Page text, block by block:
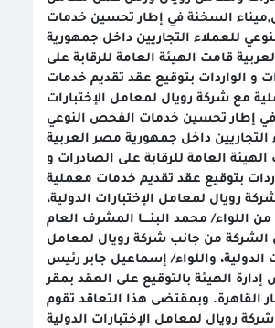
السخنة في إطار تحسين خدمات
للعملاء التجاريين داخل جمهورية
قامت الهيئة العامة للرقابة على
و الواردات بتوقيع عقد تقديم خدمات
مع شركة رويال لمعامل الإختبارات
في إطار تحسين خدمات الفحص النوعي
التجاريين داخل جمهورية مصر العربية
العامة للرقابة على الصادرات و
بتوقيع عقد تقديم خدمات معملية
رويال لمعامل الإختبارات الدولية،
اللواء/ محمد البنــــا المشرف العام
الشركة من جانب شركة رويال لمعامل
الدولية، واللواء/ إسماعيل جابر رئيس
الهيئة بالتوقيع على العقد بمقر
القاهرة. وبمقتضى هذا التعاقد تقوم
شركة رويال لمعامل الإختبارات الدولية